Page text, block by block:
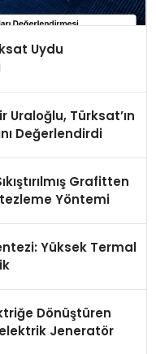
Uydu
Türksat’ın
Değerlendirdi
Grafitten
Yöntemi
Yüksek Termal
Dönüştüren
Jeneratör